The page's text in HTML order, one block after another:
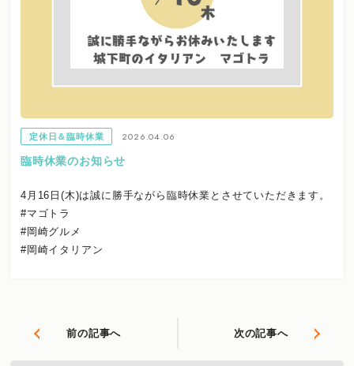
定休日＆臨時休業
2026.04.06
臨時休業のお知らせ
4月16日(木)は誠に勝手ながら臨時休業とさせていただきます。
#マゴトラ
#岡崎グルメ
#岡崎イタリアン
前の記事へ 次の記事へ